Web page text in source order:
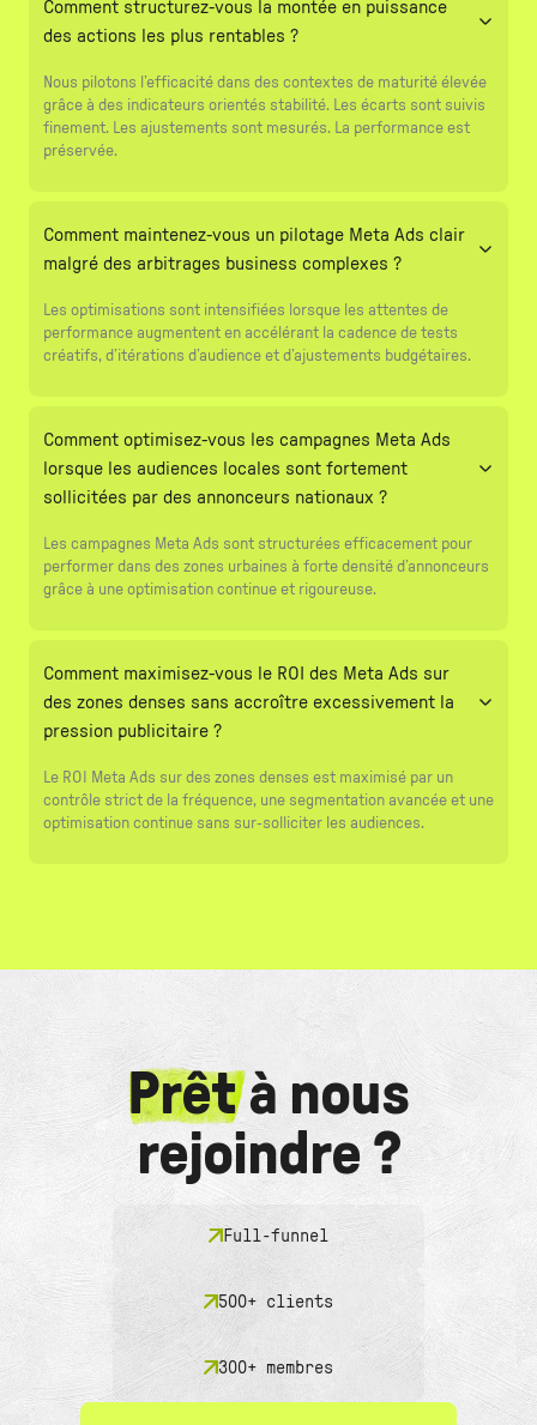
Comment structurez-vous la montée en puissance
des actions les plus rentables ?
Nous pilotons l’efficacité dans des contextes de maturité élevée
grâce à des indicateurs orientés stabilité. Les écarts sont suivis
finement. Les ajustements sont mesurés. La performance est
préservée.
Comment maintenez-vous un pilotage Meta Ads clair
malgré des arbitrages business complexes ?
Les optimisations sont intensifiées lorsque les attentes de
performance augmentent en accélérant la cadence de tests
créatifs, d’itérations d’audience et d’ajustements budgétaires.
Comment optimisez-vous les campagnes Meta Ads
lorsque les audiences locales sont fortement
sollicitées par des annonceurs nationaux ?
Les campagnes Meta Ads sont structurées efficacement pour
performer dans des zones urbaines à forte densité d’annonceurs
grâce à une optimisation continue et rigoureuse.
Comment maximisez-vous le ROI des Meta Ads sur
des zones denses sans accroître excessivement la
pression publicitaire ?
Le ROI Meta Ads sur des zones denses est maximisé par un
contrôle strict de la fréquence, une segmentation avancée et une
optimisation continue sans sur-solliciter les audiences.
Prêtà nous
rejoindre ?
Full-funnel
500+ clients
300+ membres